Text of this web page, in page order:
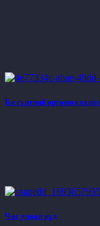
Би гүнтний өргөмөл охин
Час улаан нүд